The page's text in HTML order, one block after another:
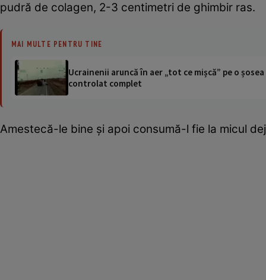
pudră de colagen, 2-3 centimetri de ghimbir ras.
MAI MULTE PENTRU TINE
Ucrainenii aruncă în aer „tot ce mișcă” pe o
controlat complet
Amestecă-le bine şi apoi consumă-l fie la micul